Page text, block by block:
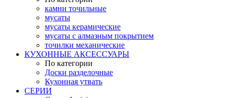
камни точильные
мусаты
мусаты керамические
мусаты с алмазным покрытием
точилки механические
КУХОННЫЕ АКСЕССУАРЫ
По категории
Доски разделочные
Кухонная утвать
СЕРИИ